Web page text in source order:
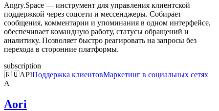
Angry.Space — инструмент для управления клиентской
поддержкой через соцсети и мессенджеры. Собирает
сообщения, комментарии и упоминания в одном интерфейсе,
обеспечивает командную работу, статусы обращений и
аналитику. Позволяет быстро реагировать на запросы без
перехода в сторонние платформы.
subscription
🇷🇺APIПоддержка клиентовМаркетинг в социальных сетях
A
Aori